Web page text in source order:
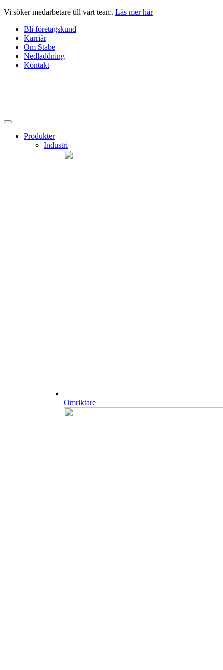
Hoppa
innehåll
Vi söker medarbetare till vårt team. Läs mer här
Bli företagskund
Karriär
Om Stabe
Nedladdning
Kontakt
Produkter
Industri
Omriktare